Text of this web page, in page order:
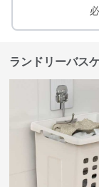
ランドリーバス